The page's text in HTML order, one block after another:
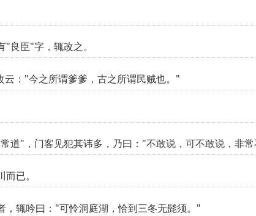
良臣"字，辄改之。
："今之所谓爹爹，古之所谓民贼也。"
道"，门客见犯其讳多，乃曰："不敢说，可不敢说，非
已。
，辄吟曰："可怜洞庭湖，恰到三冬无髭须。"